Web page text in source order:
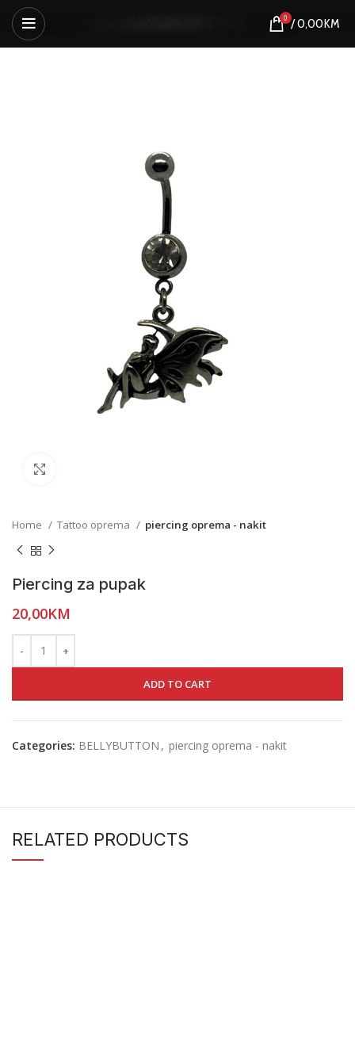
0 /0,00KM
Home Tattoo oprema piercing oprema - nakit
Piercing za pupak
20,00KM
ADD TO CART
Categories: BELLYBUTTON , piercing oprema - nakit
RELATED PRODUCTS